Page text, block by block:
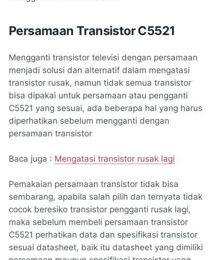
Persamaan Transistor C5521
Mengganti transistor televisi dengan persamaan
menjadi solusi dan alternatif dalam mengatasi
transistor rusak, namun tidak semua transistor
bisa dipakai untuk persamaan atau pengganti
C5521 yang sesuai, ada beberapa hal yang harus
diperhatikan sebelum mengganti dengan
persamaan transistor
Baca juga : Mengatasi transistor rusak lagi
Pemakaian persamaan transistor tidak bisa
sembarang, apabila salah pilih dan ternyata tidak
cocok beresiko transistor pengganti rusak lagi,
maka sebelum membeli persamaan transistor
C5521 perhatikan data dan spesifikasi transistor
sesuai datasheet, baik itu datasheet yang dimiliki